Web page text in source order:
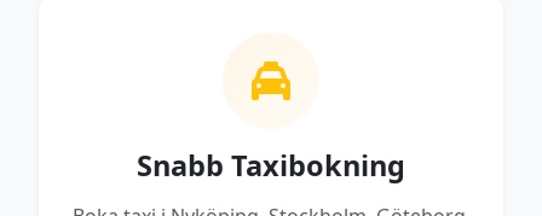
Snabb Taxibokning